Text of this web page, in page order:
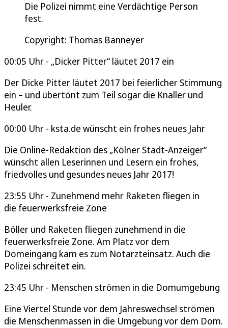
Die Polizei nimmt eine Verdächtige Person
fest.
Copyright: Thomas Banneyer
00:05 Uhr - „Dicker Pitter“ läutet 2017 ein
Der Dicke Pitter läutet 2017 bei feierlicher Stimmung
ein – und übertönt zum Teil sogar die Knaller und
Heuler.
00:00 Uhr - ksta.de wünscht ein frohes neues Jahr
Die Online-Redaktion des „Kölner Stadt-Anzeiger“
wünscht allen Leserinnen und Lesern ein frohes,
friedvolles und gesundes neues Jahr 2017!
23:55 Uhr - Zunehmend mehr Raketen fliegen in
die feuerwerksfreie Zone
Böller und Raketen fliegen zunehmend in die
feuerwerksfreie Zone. Am Platz vor dem
Domeingang kam es zum Notarzteinsatz. Auch die
Polizei schreitet ein.
23:45 Uhr - Menschen strömen in die Domumgebung
Eine Viertel Stunde vor dem Jahreswechsel strömen
die Menschenmassen in die Umgebung vor dem Dom.